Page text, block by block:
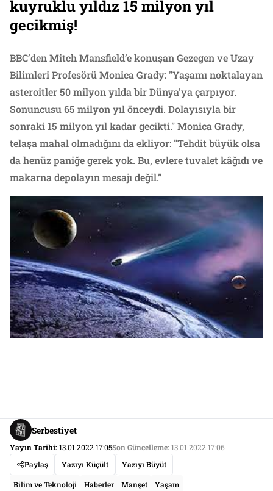
kuyruklu yıldız 15 milyon yıl
gecikmiş!
BBC’den Mitch Mansfield’e konuşan Gezegen ve Uzay
Bilimleri Profesörü Monica Grady: "Yaşamı noktalayan
asteroitler 50 milyon yılda bir Dünya'ya çarpıyor.
Sonuncusu 65 milyon yıl önceydi. Dolayısıyla bir
sonraki 15 milyon yıl kadar gecikti." Monica Grady,
telaşa mahal olmadığını da ekliyor: "Tehdit büyük olsa
da henüz paniğe gerek yok. Bu, evlere tuvalet kâğıdı ve
makarna depolayın mesajı değil.”
Serbestiyet
Yayın Tarihi:13.01.2022 17:05Son Güncelleme:13.01.2022 17:06
Paylaş
Yazıyı Küçült Yazıyı Büyüt
Bilim ve Teknoloji Haberler Manşet Yaşam